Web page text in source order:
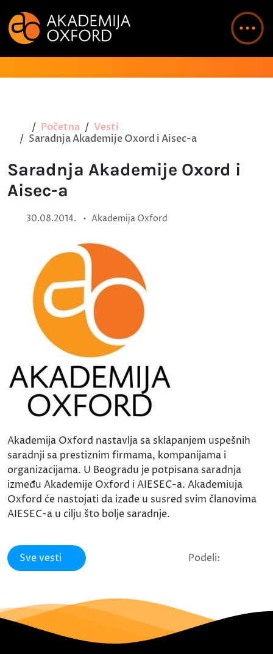
Početna
Vesti
Saradnja Akademije Oxord i Aisec-a
Saradnja Akademije Oxord i
Aisec-a
30.08.2014. • Akademija Oxford
Akademija Oxford nastavlja sa sklapanjem uspešnih
saradnji sa prestiznim firmama, kompanijama i
organizacijama. U Beogradu je potpisana saradnja
između Akademije Oxford i AIESEC-a. Akademiuja
Oxford će nastojati da izađe u susred svim članovima
AIESEC-a u cilju što bolje saradnje.
Sve vesti Podeli: